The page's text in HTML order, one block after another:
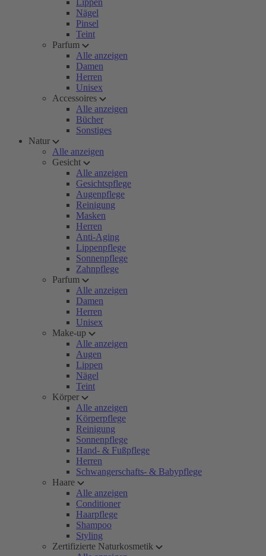
Lippen
Nägel
Pinsel
Teint
Parfum
Alle anzeigen
Damen
Herren
Unisex
Accessoires
Alle anzeigen
Bücher
Sonstiges
Natur
Alle anzeigen
Gesicht
Alle anzeigen
Gesichtspflege
Augenpflege
Reinigung
Masken
Herren
Anti-Aging
Lippenpflege
Sonnenpflege
Zahnpflege
Parfum
Alle anzeigen
Damen
Herren
Unisex
Make-up
Alle anzeigen
Augen
Lippen
Nägel
Teint
Körper
Alle anzeigen
Körperpflege
Reinigung
Sonnenpflege
Hand- & Fußpflege
Herren
Schwangerschafts- & Babypflege
Haare
Alle anzeigen
Conditioner
Haarpflege
Shampoo
Styling
Zertifizierte Naturkosmetik